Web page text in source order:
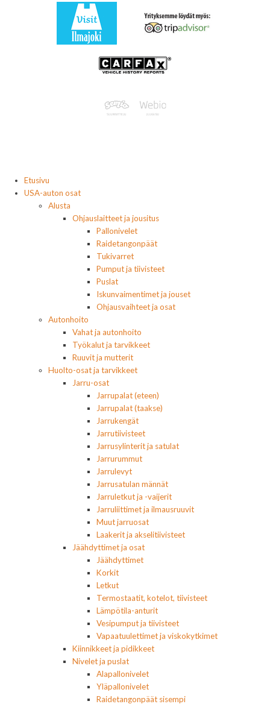
Etusivu
USA-auton osat
Alusta
Ohjauslaitteet ja jousitus
Pallonivelet
Raidetangonpäät
Tukivarret
Pumput ja tiivisteet
Puslat
Iskunvaimentimet ja jouset
Ohjausvaihteet ja osat
Autonhoito
Vahat ja autonhoito
Työkalut ja tarvikkeet
Ruuvit ja mutterit
Huolto-osat ja tarvikkeet
Jarru-osat
Jarrupalat (eteen)
Jarrupalat (taakse)
Jarrukengät
Jarrutiivisteet
Jarrusylinterit ja satulat
Jarrurummut
Jarrulevyt
Jarrusatulan männät
Jarruletkut ja -vaijerit
Jarruliittimet ja ilmausruuvit
Muut jarruosat
Laakerit ja akselitiivisteet
Jäähdyttimet ja osat
Jäähdyttimet
Korkit
Letkut
Termostaatit, kotelot, tiivisteet
Lämpötila-anturit
Vesipumput ja tiivisteet
Vapaatuulettimet ja viskokytkimet
Kiinnikkeet ja pidikkeet
Nivelet ja puslat
Alapallonivelet
Yläpallonivelet
Raidetangonpäät sisempi